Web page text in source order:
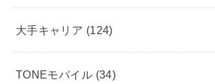
大手キャリア (124)
TONEモバイル (34)